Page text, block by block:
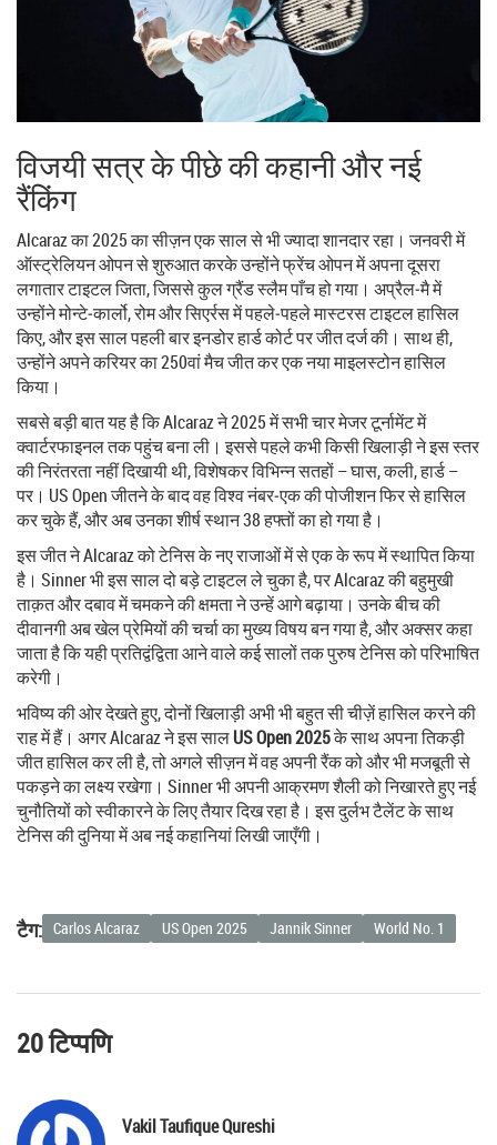
विजयी सत्र के पीछे की कहानी और नई
रैंकिंग
Alcaraz का 2025 का सीज़न एक साल से भी ज्यादा शानदार रहा। जनवरी में
ऑस्ट्रेलियन ओपन से शुरुआत करके उन्होंने फ्रेंच ओपन में अपना दूसरा
लगातार टाइटल जिता, जिससे कुल ग्रैंड स्लैम पाँच हो गया। अप्रैल‑मै में
उन्होंने मोन्टे‑कार्लो, रोम और सिएर्रस में पहले‑पहले मास्टरस टाइटल हासिल
किए, और इस साल पहली बार इनडोर हार्ड कोर्ट पर जीत दर्ज की। साथ ही,
उन्होंने अपने करियर का 250वां मैच जीत कर एक नया माइलस्टोन हासिल
किया।
सबसे बड़ी बात यह है कि Alcaraz ने 2025 में सभी चार मेजर टूर्नामेंट में
क्वार्टरफाइनल तक पहुंच बना ली। इससे पहले कभी किसी खिलाड़ी ने इस स्तर
की निरंतरता नहीं दिखायी थी, विशेषकर विभिन्न सतहों – घास, कली, हार्ड –
पर। US Open जीतने के बाद वह विश्व नंबर‑एक की पोजीशन फिर से हासिल
कर चुके हैं, और अब उनका शीर्ष स्थान 38 हफ्तों का हो गया है।
इस जीत ने Alcaraz को टेनिस के नए राजाओं में से एक के रूप में स्थापित किया
है। Sinner भी इस साल दो बड़े टाइटल ले चुका है, पर Alcaraz की बहुमुखी
ताक़त और दबाव में चमकने की क्षमता ने उन्हें आगे बढ़ाया। उनके बीच की
दीवानगी अब खेल प्रेमियों की चर्चा का मुख्य विषय बन गया है, और अक्सर कहा
जाता है कि यही प्रतिद्वंद्विता आने वाले कई सालों तक पुरुष टेनिस को परिभाषित
करेगी।
भविष्य की ओर देखते हुए, दोनों खिलाड़ी अभी भी बहुत सी चीज़ें हासिल करने की
राह में हैं। अगर Alcaraz ने इस सालUS Open 2025के साथ अपना तिकड़ी
जीत हासिल कर ली है, तो अगले सीज़न में वह अपनी रैंक को और भी मजबूती से
पकड़ने का लक्ष्य रखेगा। Sinner भी अपनी आक्रमण शैली को निखारते हुए नई
चुनौतियों को स्वीकारने के लिए तैयार दिख रहा है। इस दुर्लभ टैलेंट के साथ
टेनिस की दुनिया में अब नई कहानियां लिखी जाएँगी।
टैग: Carlos Alcaraz US Open 2025 Jannik Sinner World No. 1
20 टिप्पणि
Vakil Taufique Qureshi